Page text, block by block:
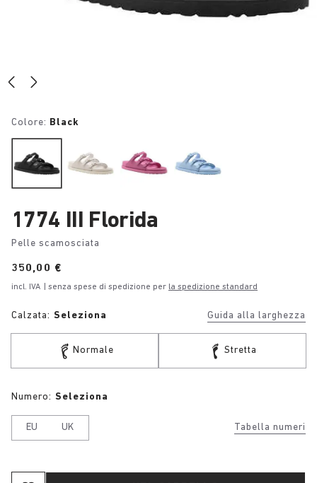
Colore: Black
1774 III Florida
Pelle scamosciata
Price:
350,00 €
incl. IVA | senza spese di spedizione per la spedizione standard
Calzata: Seleziona Guida alla larghezza
Normale Stretta
Tabella numeri
Numero: Seleziona
EU UK